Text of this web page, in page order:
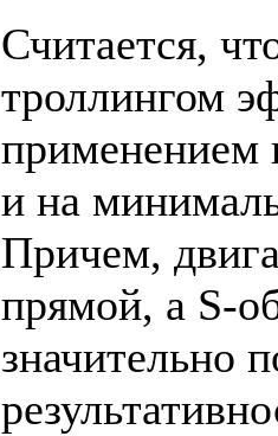
Считается,
троллингом
применением
и на
Причем,
прямой, а S-
значительно